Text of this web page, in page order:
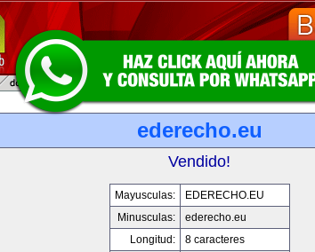
ederecho.eu
Vendido!
Mayusculas:
EDERECHO.EU
Minusculas:
ederecho.eu
Longitud:
8 caracteres